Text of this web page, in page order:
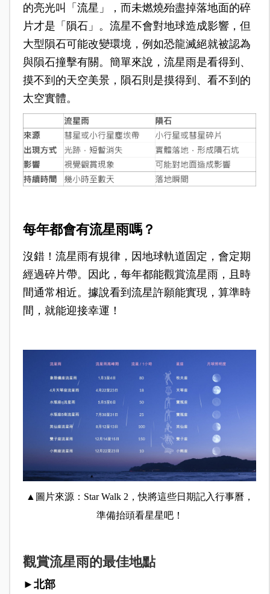
的亮光叫「流星」，而未燃燒殆盡掉落地面的碎
片才是「隕石」。流星不會對地球造成影響，但
大型隕石可能改變環境，例如恐龍滅絕就被認為
與隕石撞擊有關。簡單來說，流星雨是看得到、
摸不到的天空美景，隕石則是摸得到、看不到的
太空實體。
每年都會有流星雨嗎？
沒錯！流星雨有規律，因地球軌道固定，會定期
經過碎片帶。因此，每年都能觀賞流星雨，且時
間通常相近。據說看到流星許願能實現，算準時
間，就能迎接幸運！
▲圖片來源：Star Walk 2，快將這些日期記入行事曆，
準備抬頭看星星吧！
觀賞流星雨的最佳地點
►北部